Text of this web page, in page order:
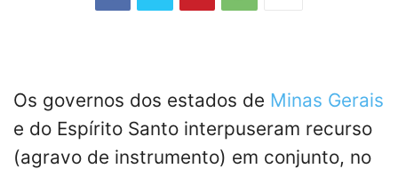
Os governos dos estados de Minas Gerais
e do Espírito Santo interpuseram recurso
(agravo de instrumento) em conjunto, no